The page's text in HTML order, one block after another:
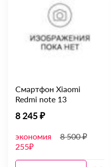
Смартфон Xiaomi
Redmi note 13
8 245 ₽
экономия
255₽
8 500 ₽